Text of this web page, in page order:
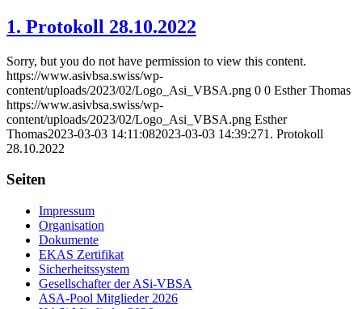
1. Protokoll 28.10.2022
Sorry, but you do not have permission to view this content.
https://www.asivbsa.swiss/wp-
content/uploads/2023/02/Logo_Asi_VBSA.png 0 0 Esther Thomas
https://www.asivbsa.swiss/wp-
content/uploads/2023/02/Logo_Asi_VBSA.png Esther
Thomas2023-03-03 14:11:082023-03-03 14:39:271. Protokoll
28.10.2022
Seiten
Impressum
Organisation
Dokumente
EKAS Zertifikat
Sicherheitssystem
Gesellschafter der ASi-VBSA
ASA-Pool Mitglieder 2026